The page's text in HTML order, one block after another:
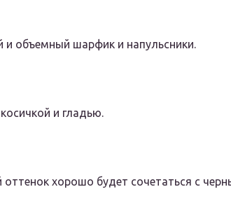
и объемный шарфик и напульсники.
и гладью.
хорошо будет сочетаться с